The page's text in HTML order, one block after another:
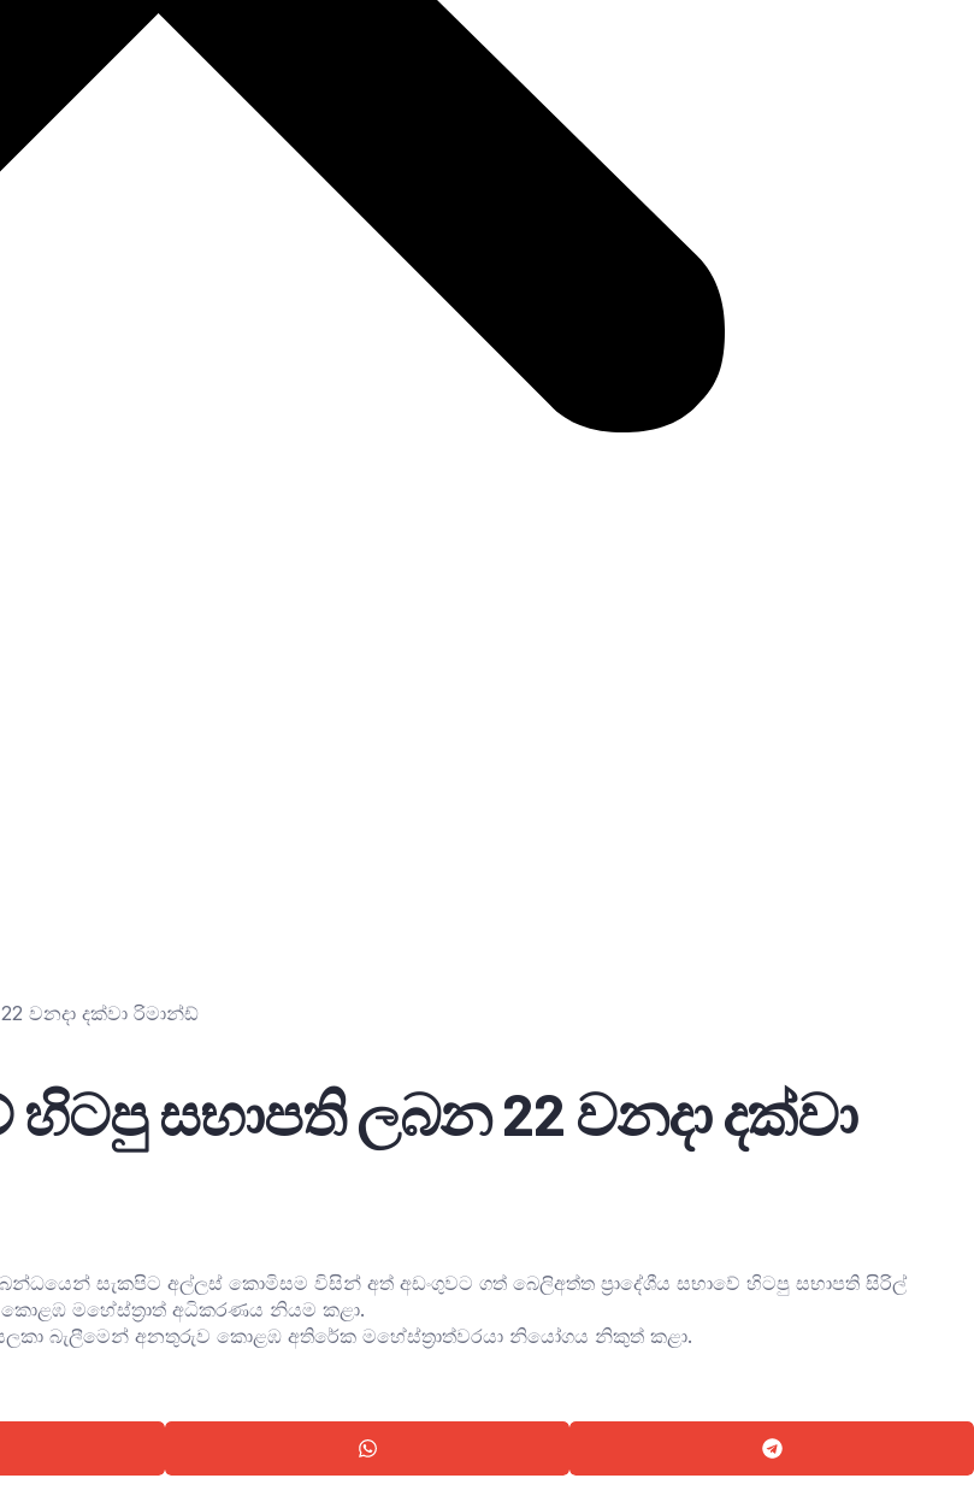
වනදා දක්වා රිමාන්ඩ්
හිටපු සභාපති ලබන 22 වනදා දක්වා
සැකපිට අල්ලස් කොමිසම විසින් අත් අඩංගුවට ගත් බෙලිඅත්ත ප්‍රාදේශීය සභාවේ හිටපු සභාපති සිරිල්
මහේස්ත්‍රාත් අධිකරණය නියම කළා.
බැලීමෙන් අනතුරුව කොළඹ අතිරේක මහේස්ත්‍රාත්වරයා නියෝගය නිකුත් කළා.